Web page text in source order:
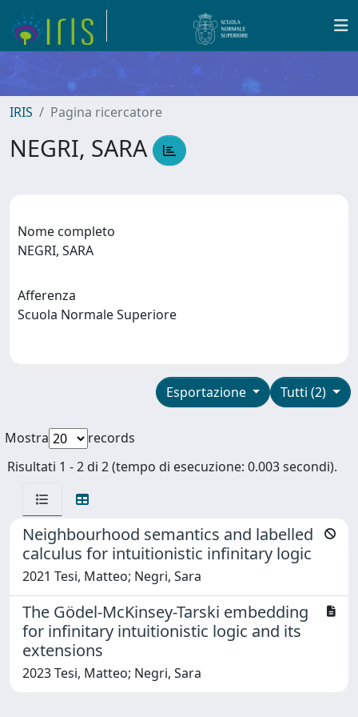
IRIS Pagina ricercatore
NEGRI, SARA
Nome completo
NEGRI, SARA
Afferenza
Scuola Normale Superiore
Tutti (2)
Esportazione
Mostra
records
Risultati 1 - 2 di 2 (tempo di esecuzione: 0.003 secondi).
Neighbourhood semantics and labelled
calculus for intuitionistic infinitary logic
2021 Tesi, Matteo; Negri, Sara
The Gödel-McKinsey-Tarski embedding
for infinitary intuitionistic logic and its
extensions
2023 Tesi, Matteo; Negri, Sara